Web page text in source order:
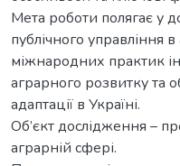
Мета роботи полягає у
публічного управління
міжнародних практик
аграрного розвитку та
адаптації в Україні.
Об’єкт дослідження –
аграрній сфері.